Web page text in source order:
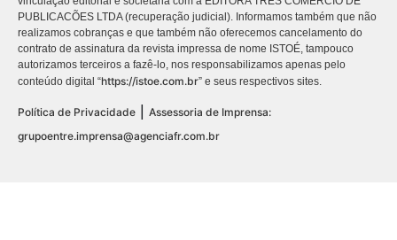
PUBLICACÕES LTDA (recuperação judicial). Informamos também que não
realizamos cobranças e que também não oferecemos cancelamento do
contrato de assinatura da revista impressa de nome ISTOÉ, tampouco
autorizamos terceiros a fazê-lo, nos responsabilizamos apenas pelo
conteúdo digital “https://istoe.com.br” e seus respectivos sites.
Política de Privacidade
Assessoria de Imprensa:
grupoentre.imprensa@agenciafr.com.br